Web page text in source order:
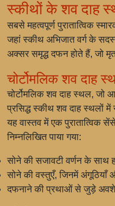
स्कीथों के शव दाह
सबसे महत्वपूर्ण पुरातात्विक
जहां स्कीथ अभिजात वर्ग के
अक्सर समृद्ध दफन होते हैं, जो
चोर्टोमलिक शव दाह
चोर्टोमलिक शव दाह स्थल,
प्रसिद्ध स्कीथ शव दाह स्थलों
यह वास्तव में एक पुरातात्विक
निम्नलिखित पाया गया:
सोने की सजावटी वर्णन के साथ
सोने की वस्तुएँ, जिनमें अंगूठियाँ
दफनाने की प्रथाओं से जुड़े